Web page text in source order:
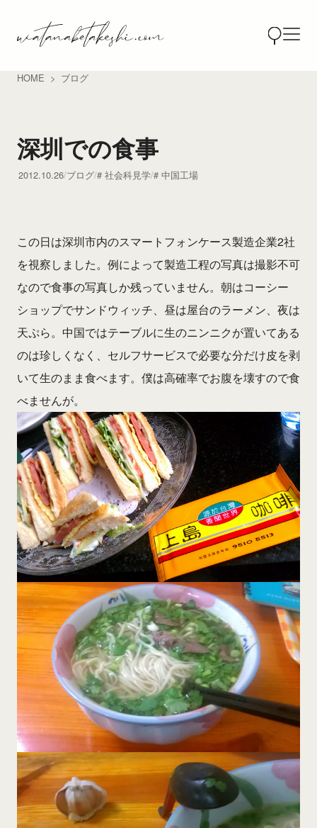
HOME ブログ
深圳での食事
2012.10.26 ブログ 社会科見学 中国工場
この日は深圳市内のスマートフォンケース製造企業2社
を視察しました。例によって製造工程の写真は撮影不可
なので食事の写真しか残っていません。朝はコーシー
ショップでサンドウィッチ、昼は屋台のラーメン、夜は
天ぷら。中国ではテーブルに生のニンニクが置いてある
のは珍しくなく、セルフサービスで必要な分だけ皮を剥
いて生のまま食べます。僕は高確率でお腹を壊すので食
べませんが。